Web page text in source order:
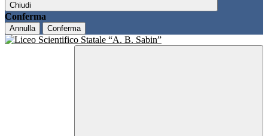
Chiudi
Conferma
Annulla Conferma